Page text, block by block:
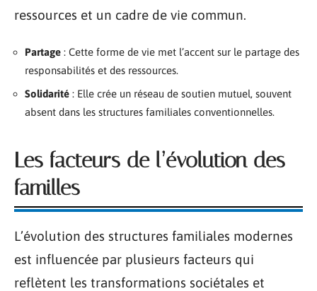
ressources et un cadre de vie commun.
Partage : Cette forme de vie met l’accent sur le partage des
responsabilités et des ressources.
Solidarité : Elle crée un réseau de soutien mutuel, souvent
absent dans les structures familiales conventionnelles.
Les facteurs de l’évolution des
familles
L’évolution des structures familiales modernes
est influencée par plusieurs facteurs qui
reflètent les transformations sociétales et